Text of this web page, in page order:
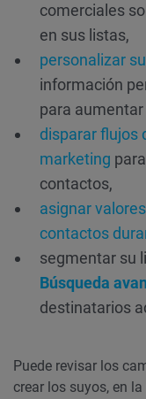
comerciales
en sus listas,
personalizar
información
para
disparar flujos
marketing
contactos,
asignar
contactos
segmentar su
Búsqueda
destinatarios
Puede revisar los
crear los suyos, en